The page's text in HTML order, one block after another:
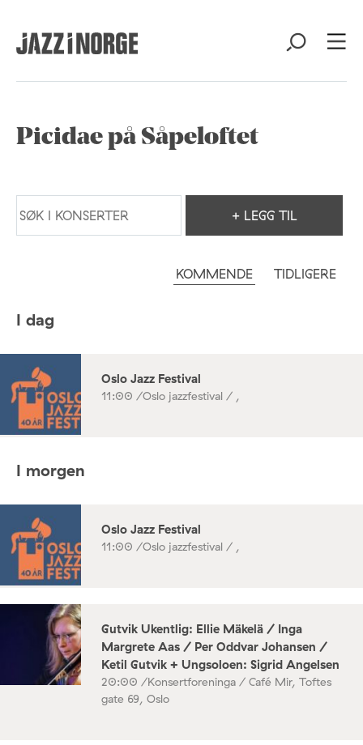
Picidae på Såpeloftet
+ LEGG TIL
KOMMENDE TIDLIGERE
I dag
Oslo Jazz Festival
11:00 /Oslo jazzfestival / ,
I morgen
Oslo Jazz Festival
11:00 /Oslo jazzfestival / ,
Gutvik Ukentlig: Ellie Mäkelä / Inga
Margrete Aas / Per Oddvar Johansen /
Ketil Gutvik + Ungsoloen: Sigrid Angelsen
20:00 /Konsertforeninga / Café Mir, Toftes
gate 69, Oslo